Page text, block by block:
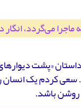
می‌گردد، انگار
داستان «پشت
کردم یک انسان
روشن باشد.